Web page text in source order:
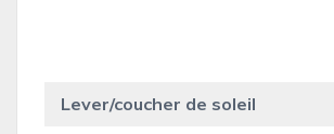
Lever/coucher de soleil